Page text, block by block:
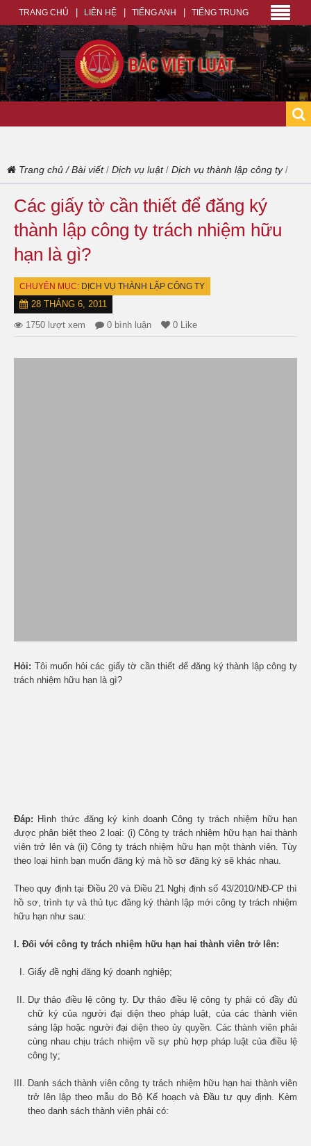
TRANG CHỦ LIÊN HỆ TIẾNG ANH TIẾNG TRUNG
Trang chủ /Bài viết/ Dịch vụ luật/ Dịch vụ thành lập công ty/
Các giấy tờ cần thiết để đăng ký
thành lập công ty trách nhiệm hữu
hạn là gì?
CHUYÊN MỤC: DỊCH VỤ THÀNH LẬP CÔNG TY
28 THÁNG 6, 2011
1750 lượt xem
0 bình luận 0 Like
Hỏi: Tôi muốn hỏi các giấy tờ cần thiết để đăng ký thành lập công ty
trách nhiệm hữu hạn là gì?
Đáp: Hình thức đăng ký kinh doanh Công ty trách nhiệm hữu hạn
được phân biệt theo 2 loại: (i) Công ty trách nhiệm hữu hạn hai thành
viên trở lên và (ii) Công ty trách nhiệm hữu hạn một thành viên. Tùy
theo loại hình bạn muốn đăng ký mà hồ sơ đăng ký sẽ khác nhau.
Theo quy định tại Điều 20 và Điều 21 Nghị định số 43/2010/NĐ-CP thì
hồ sơ, trình tự và thủ tục đăng ký thành lập mới công ty trách nhiệm
hữu hạn như sau:
I. Đối với công ty trách nhiệm hữu hạn hai thành viên trở lên:
Giấy đề nghị đăng ký doanh nghiệp;
Dự thảo điều lệ công ty. Dự thảo điều lệ công ty phải có đầy đủ
chữ ký của người đại diện theo pháp luật, của các thành viên
sáng lập hoặc người đại diện theo ủy quyền. Các thành viên phải
cùng nhau chịu trách nhiệm về sự phù hợp pháp luật của điều lệ
công ty;
Danh sách thành viên công ty trách nhiệm hữu hạn hai thành viên
trở lên lập theo mẫu do Bộ Kế hoạch và Đầu tư quy định. Kèm
theo danh sách thành viên phải có: